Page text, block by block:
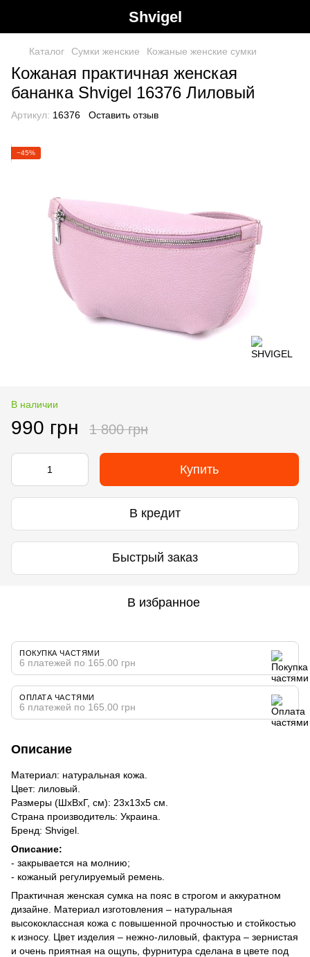
Shvigel
Каталог Сумки женские Кожаные женские сумки
Кожаная практичная женская
бананка Shvigel 16376 Лиловый
Артикул: 16376 Оставить отзыв
−45%
В наличии
990 грн 1 800 грн
Купить
В кредит
Быстрый заказ
В избранное
ПОКУПКА ЧАСТЯМИ
6 платежей по 165.00 грн
ОПЛАТА ЧАСТЯМИ
6 платежей по 165.00 грн
Описание
Материал: натуральная кожа.
Цвет: лиловый.
Размеры (ШхВхГ, см): 23х13х5 см.
Страна производитель: Украина.
Бренд: Shvigel.
Описание:
- закрывается на молнию;
- кожаный регулируемый ремень.
Практичная женская сумка на пояс в строгом и аккуратном
дизайне. Материал изготовления – натуральная
высококлассная кожа с повышенной прочностью и стойкостью
к износу. Цвет изделия – нежно-лиловый, фактура – зернистая
и очень приятная на ощупь, фурнитура сделана в цвете под